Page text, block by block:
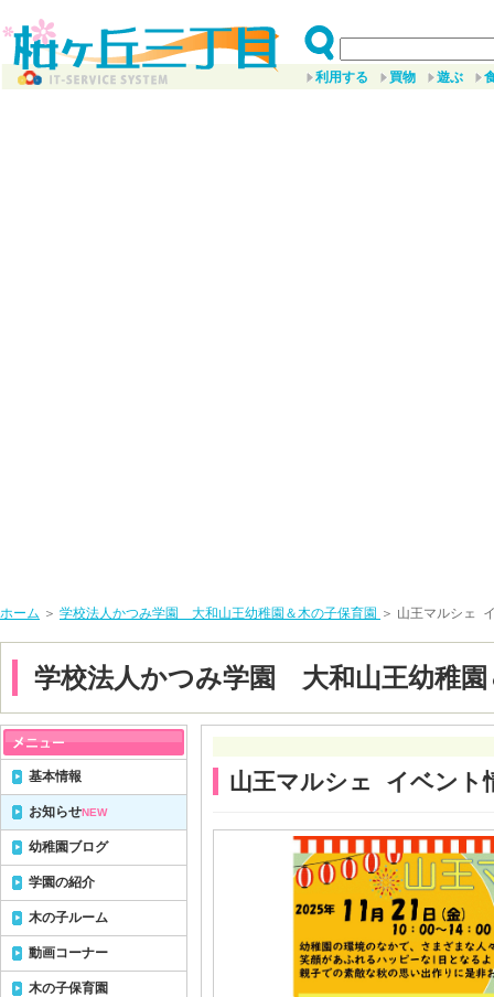
利用する 買物 遊ぶ
ホーム ＞ 学校法人かつみ学園 大和山王幼稚園＆木の子保育園 ＞ 山王マルシェ
学校法人かつみ学園 大和山王幼稚園
山王マルシェ イベン
基本情報
お知らせNEW
幼稚園ブログ
学園の紹介
木の子ルーム
動画コーナー
木の子保育園